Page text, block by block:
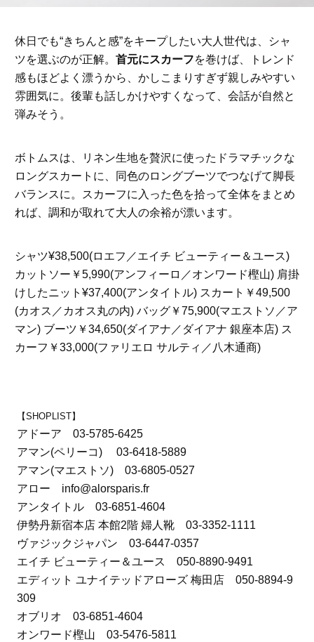
休日でも“きちんと感”をキープしたい大人世代は、シャ
ツを選ぶのが正解。 首元にスカーフを巻けば、トレンド
感もほどよく漂うから、かしこまりすぎず親しみやすい
雰囲気に。後輩も話しかけやすくなって、会話が自然と
弾みそう。
ボトムスは、リネン生地を贅沢に使ったドラマチックな
ロングスカートに、同色のロングブーツでつなげて脚長
バランスに。スカーフに入った色を拾って全体をまとめ
れば、調和が取れて大人の余裕が漂います。
シャツ¥38,500(ロエフ／エイチ ビューティー＆ユース)
カットソー￥5,990(アンフィーロ／オンワード樫山) 肩掛
けしたニット¥37,400(アンタイトル) スカート￥49,500
(カオス／カオス丸の内) バッグ￥75,900(マエストソ／ア
マン) ブーツ￥34,650(ダイアナ／ダイアナ 銀座本店) ス
カーフ￥33,000(ファリエロ サルティ／八木通商)
【SHOPLIST】
アドーア 03-5785-6425
アマン(ペリーコ) 03-6418-5889
アマン(マエストソ) 03-6805-0527
アロー info@alorsparis.fr
アンタイトル 03-6851-4604
伊勢丹新宿本店 本館2階 婦人靴 03-3352-1111
ヴァジックジャパン 03-6447-0357
エイチ ビューティー＆ユース 050-8890-9491
エディット ユナイテッドアローズ 梅田店 050-8894-9
309
オブリオ 03-6851-4604
オンワード樫山 03-5476-5811